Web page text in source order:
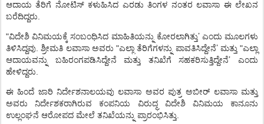
ಆದಾಯ ತೆರಿಗೆ ನೋಟಿಸ್ ಕಳುಹಿಸಿದ ಎರಡು ತಿಂಗಳ ನಂತರ ಲವಾಸಾ ಈ ಲೇಖನ
ಬರೆದಿದ್ದರು
"ವಿದೇಶಿ ವಿನಿಮಯಕ್ಕೆ ಸಂಬಂಧಿಸಿದ ಮಾಹಿತಿಯನ್ನು ಕೋರಲಾಗಿತ್ತು’ ಎಂದು ಮೂಲಗಳು
ತಿಳಿಸಿದ್ದವು .ಶ್ರೀಮತಿ ಲವಾಸಾ ಅವರು "ಎಲ್ಲಾ ತೆರಿಗೆಗಳನ್ನು ಪಾವತಿಸಿದ್ದೇನೆ’ ಮತ್ತು "ಎಲ್ಲಾ
ಆದಾಯವನ್ನು
ಬಹಿರಂಗಪಡಿಸಿದ್ದೇನೆ ಮತ್ತು ತನಿಖೆಗೆ ಸಹಕರಿಸುತ್ತಿದ್ದೇನೆ’
ಎಂದು
ಹೇಳಿದ್ದರು
ಈ ಹಿಂದೆ ಜಾರಿ ನಿರ್ದೇಶನಾಲಯವು ಲವಾಸಾ ಅವರ ಪುತ್ರ ಅಬೀರ್ ಲವಾಸಾ ಮತ್ತು
ಅವರು
ನಿರ್ದೇಶಕರಾಗಿರುವ ಕಂಪನಿಯ ವಿರುದ್ಧ ವಿದೇಶಿ ವಿನಿಮಯ
ಕಾನೂನು
ಉಲ್ಲಂಘನೆ ಆರೋಪದ ಮೇಲೆ ತನಿಖೆಯನ್ನು ಪ್ರಾರಂಭಿಸಿತ್ತು